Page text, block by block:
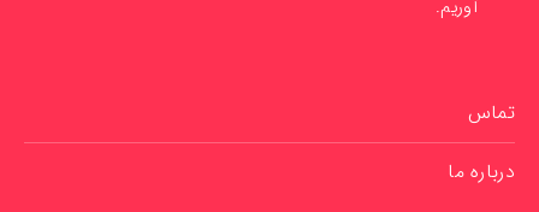
آوریم.
تماس
درباره ما